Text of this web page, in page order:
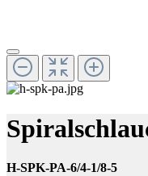
H-SPK-PA-6/4-1/8-5